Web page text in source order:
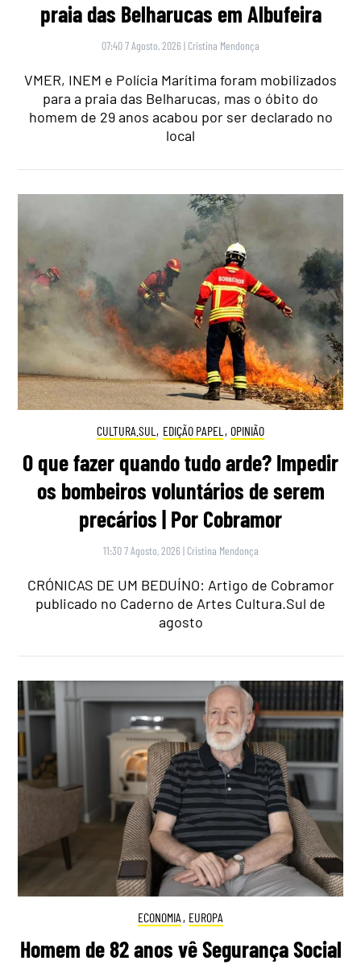
praia das Belharucas em Albufeira
07:40 7 Agosto, 2026 | Cristina Mendonça
VMER, INEM e Polícia Marítima foram mobilizados
para a praia das Belharucas, mas o óbito do
homem de 29 anos acabou por ser declarado no
local
CULTURA.SUL , EDIÇÃO PAPEL , OPINIÃO
O que fazer quando tudo arde? Impedir
os bombeiros voluntários de serem
precários | Por Cobramor
11:30 7 Agosto, 2026 | Cristina Mendonça
CRÓNICAS DE UM BEDUÍNO: Artigo de Cobramor
publicado no Caderno de Artes Cultura.Sul de
agosto
ECONOMIA , EUROPA
Homem de 82 anos vê Segurança Social